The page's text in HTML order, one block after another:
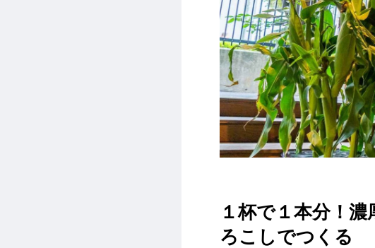
１杯で１本分！
ろこしでつくる